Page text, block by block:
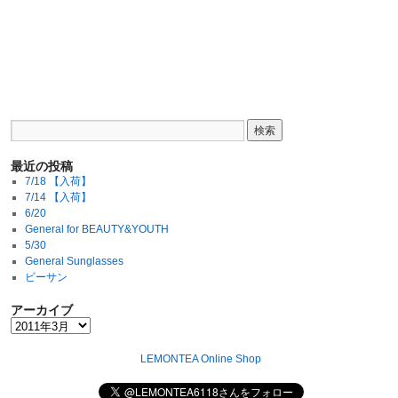
最近の投稿
7/18 【入荷】
7/14 【入荷】
6/20
General for BEAUTY&YOUTH
5/30
General Sunglasses
ビーサン
アーカイブ
LEMONTEA Online Shop